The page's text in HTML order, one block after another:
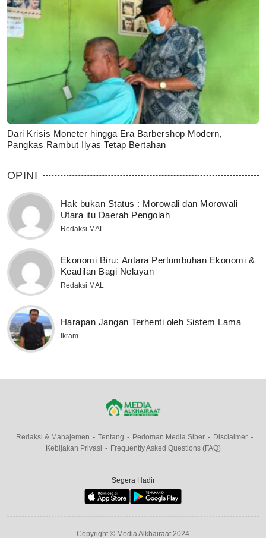
Dari Krisis Moneter hingga Era Barbershop Modern,
Pangkas Rambut Ilyas Tetap Bertahan
OPINI
Hak bukan Status : Morowali dan Morowali
Utara itu Daerah Pengolah
Redaksi MAL
Ekonomi Biru: Antara Pertumbuhan Ekonomi &
Keadilan Bagi Nelayan
Redaksi MAL
Harapan Jangan Terhenti oleh Sistem Lama
Ikram
Redaksi & Manajemen Tentang Pedoman Media Siber
Disclaimer
Kebijakan Privasi
Frequently Asked Questions (FAQ)
Segera Hadir
Copyright © Media Alkhairaat 2024